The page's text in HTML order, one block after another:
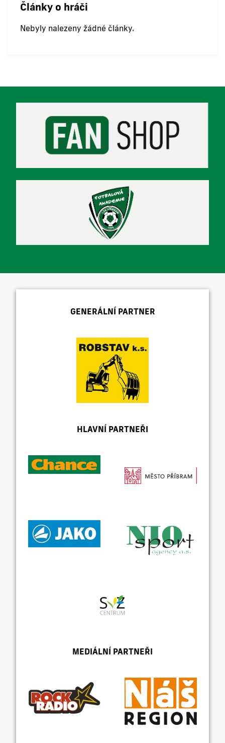
Články o hráči
Nebyly nalezeny žádné články.
GENERÁLNÍ PARTNER
HLAVNÍ PARTNEŘI
MEDIÁLNÍ PARTNEŘI